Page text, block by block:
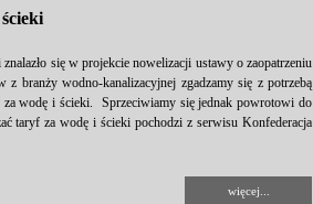
się w projekcie nowelizacji ustawy o zaopatrzeniu
branży wodno-kanalizacyjnej zgadzamy się z potrzebą
za wodę i ścieki. Sprzeciwiamy się jednak powrotowi do
taryf za wodę i ścieki pochodzi z serwisu Konfederacja
więcej...